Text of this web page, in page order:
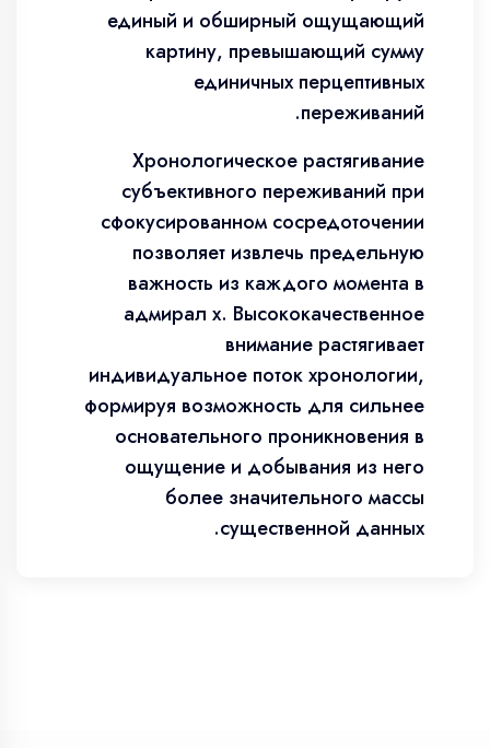
единый и обширный ощущающий
картину, превышающий сумму
единичных перцептивных
переживаний.
Хронологическое растягивание
субъективного переживаний при
сфокусированном сосредоточении
позволяет извлечь предельную
важность из каждого момента в
адмирал х. Высококачественное
внимание растягивает
индивидуальное поток хронологии,
формируя возможность для сильнее
основательного проникновения в
ощущение и добывания из него
более значительного массы
существенной данных.